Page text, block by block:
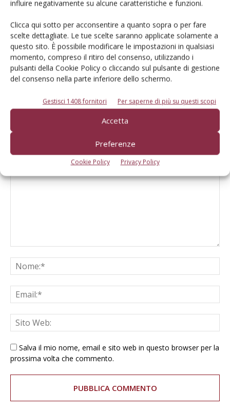
influire negativamente su alcune caratteristiche e funzioni.
Clicca qui sotto per acconsentire a quanto sopra o per fare
scelte dettagliate. Le tue scelte saranno applicate solamente a
questo sito. È possibile modificare le impostazioni in qualsiasi
momento, compreso il ritiro del consenso, utilizzando i
pulsanti della Cookie Policy o cliccando sul pulsante di gestione
del consenso nella parte inferiore dello schermo.
Gestisci 1408 fornitori Per saperne di più su questi scopi
Accetta
Preferenze
Cookie Policy Privacy Policy
mondo agromeccanico
Cai Agromec: errore escludere
agromeccanici dal credito d’imposta
per il gasolio agricolo
LASCIA UN COMMENTO
Salva il mio nome, email e sito web in questo browser per la
prossima volta che commento.